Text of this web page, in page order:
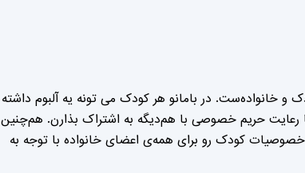
خانواده‌ست. در بامانو هر کودک می تونه یه آلبوم داشته
رعایت حریم خصوصی با هم‌دیگه به اشتراک بذارن. هم‌چنین
خصوصیات کودک رو برای همه‌ی اعضای خانواده با توجه به